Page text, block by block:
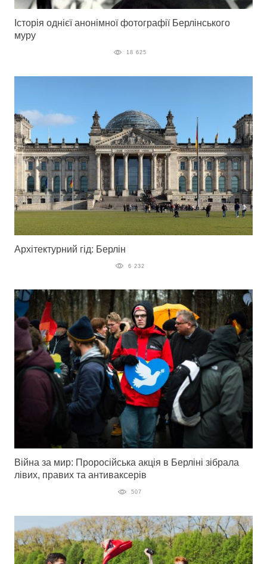
Історія однієї анонімної фотографії Берлінського
муру
18 625
Архітектурний гід: Берлін
6 232
Війна за мир: Проросійська акція в Берліні зібрала
лівих, правих та антиваксерів
507